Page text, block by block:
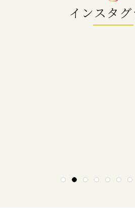
インスタグ
1 2 3 4 5 6 7